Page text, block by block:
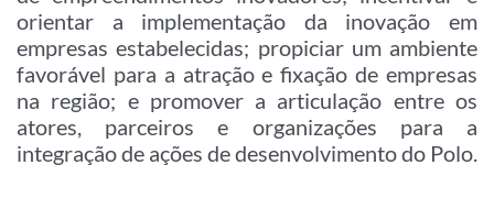
orientar a implementação da inovação em
empresas estabelecidas; propiciar um ambiente
favorável para a atração e fixação de empresas
na região; e promover a articulação entre os
atores, parceiros e organizações para a
integração de ações de desenvolvimento do Polo.